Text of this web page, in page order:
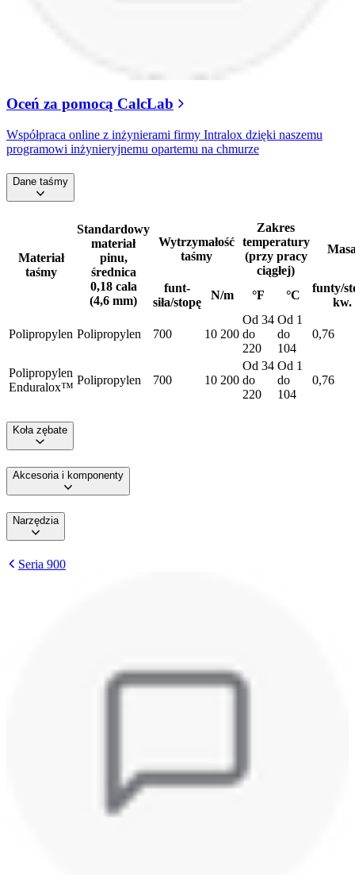
Oceń za pomocą CalcLab
Współpraca online z inżynierami firmy Intralox dzięki naszemu
programowi inżynieryjnemu opartemu na chmurze
Dane taśmy
Materiał
taśmy
Standardowy
materiał
pinu,
średnica
0,18 cala
(4,6 mm)
Wytrzymałość
taśmy
Zakres
temperatury
(przy pracy
ciągłej)
funt-
siła/stopę
N/m °F °C
funty/
kw.
Polipropylen Polipropylen 700 10 200
Od 34
do
220
Od 1
do
104
0,76
Polipropylen
Enduralox™
Polipropylen 700 10 200
Od 34
do
220
Od 1
do
104
0,76
Koła zębate
Akcesoria i komponenty
Narzędzia
Seria 900